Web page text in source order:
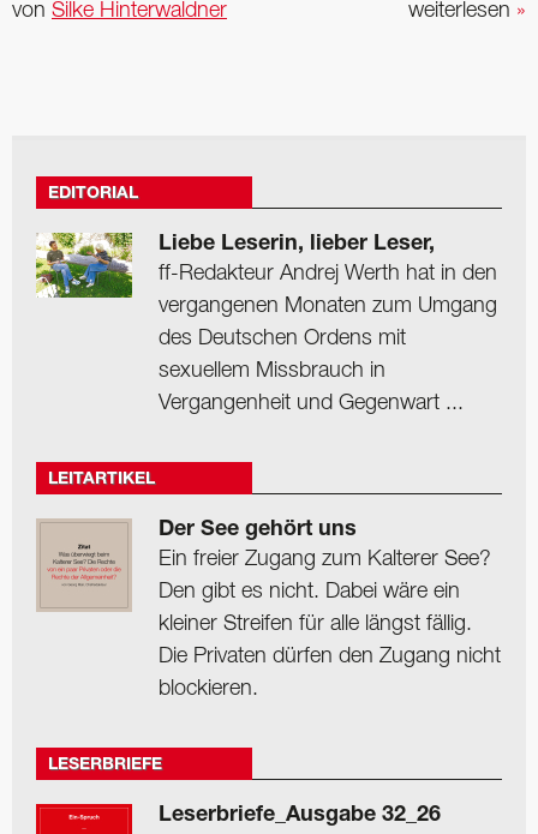
weiterlesen »
von Silke Hinterwaldner
EDITORIAL
Liebe Leserin, lieber Leser,
ff-Redakteur Andrej Werth hat in den
vergangenen Monaten zum Umgang
des Deutschen Ordens mit
sexuellem Missbrauch in
Vergangenheit und Gegenwart ...
LEITARTIKEL
Der See gehört uns
Ein freier Zugang zum Kalterer See?
Den gibt es nicht. Dabei wäre ein
kleiner Streifen für alle längst fällig.
Die Privaten dürfen den Zugang nicht
blockieren.
LESERBRIEFE
Leserbriefe_Ausgabe 32_26